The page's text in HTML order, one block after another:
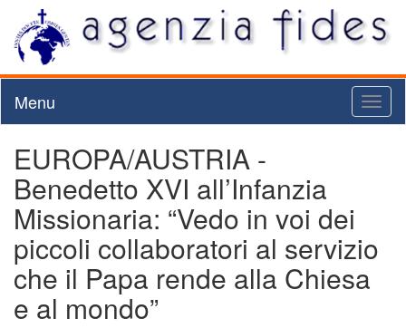
Menu
EUROPA/AUSTRIA -
Benedetto XVI all’Infanzia
Missionaria: “Vedo in voi dei
piccoli collaboratori al servizio
che il Papa rende alla Chiesa
e al mondo”